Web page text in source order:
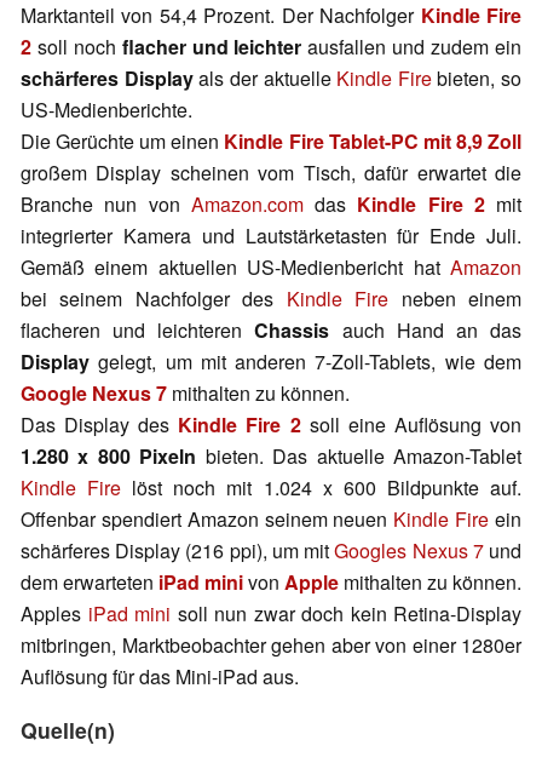
Marktanteil von 54,4 Prozent. Der Nachfolger Kindle Fire
2 soll noch flacher und leichter ausfallen und zudem ein
schärferes Displayals der aktuelle Kindle Firebieten, so
US-Medienberichte.
Die Gerüchte um einen Kindle Fire Tablet-PC mit 8,9 Zoll
großem Display scheinen vom Tisch, dafür erwartet die
Branche nun von Amazon.comdas Kindle Fire 2mit
integrierter Kamera und Lautstärketasten für Ende Juli.
Gemäß einem aktuellen US-Medienbericht hat Amazon
bei seinem Nachfolger des Kindle Fire neben einem
flacheren und leichterenChassis auch Hand an das
Display gelegt, um mit anderen 7-Zoll-Tablets, wie dem
Google Nexus 7 mithalten zu können.
Das Display des Kindle Fire 2soll eine Auflösung von
1.280 x 800 Pixeln bieten. Das aktuelle Amazon-Tablet
Kindle Fire löst noch mit 1.024 x 600 Bildpunkte auf.
Offenbar spendiert Amazon seinem neuen Kindle Fire ein
schärferes Display (216 ppi), um mitGoogles Nexus 7und
dem erwarteten iPad minivon Apple mithalten zu können.
Apples iPad mini soll nun zwar doch kein Retina-Display
mitbringen, Marktbeobachter gehen aber von einer 1280er
Auflösung für das Mini-iPad aus.
Quelle(n)